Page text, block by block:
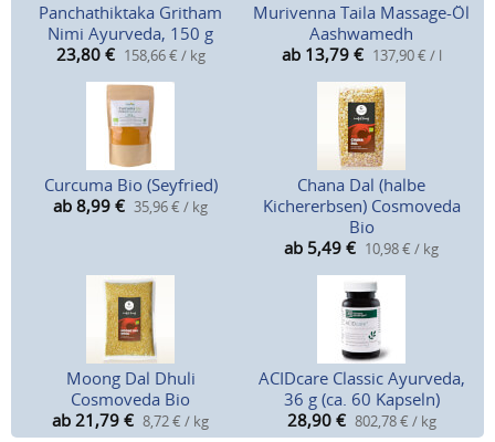
Panchathiktaka Gritham
Nimi Ayurveda, 150 g
23,80 € 158,66 € / kg
Murivenna Taila Massage-Öl
Aashwamedh
ab 13,79 € 137,90 € / l
Curcuma Bio (Seyfried)
ab 8,99 € 35,96 € / kg
Chana Dal (halbe
Kichererbsen) Cosmoveda
Bio
ab 5,49 € 10,98 € / kg
Moong Dal Dhuli
Cosmoveda Bio
ab 21,79 € 8,72 € / kg
ACIDcare Classic Ayurveda,
36 g (ca. 60 Kapseln)
28,90 € 802,78 € / kg